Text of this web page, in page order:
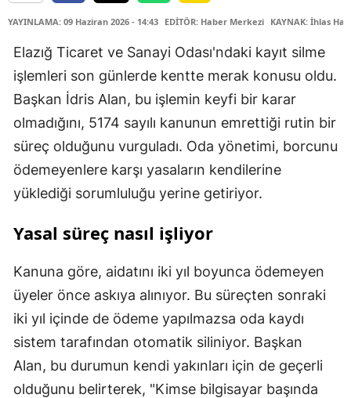
YAYINLAMA: 09 Haziran 2026 - 14:43 EDİTÖR: Haber Merkezi KAYNAK: İhlas
Elazığ Ticaret ve Sanayi Odası'ndaki kayıt silme
işlemleri son günlerde kentte merak konusu oldu.
Başkan İdris Alan, bu işlemin keyfi bir karar
olmadığını, 5174 sayılı kanunun emrettiği rutin bir
süreç olduğunu vurguladı. Oda yönetimi, borcunu
ödemeyenlere karşı yasaların kendilerine
yüklediği sorumluluğu yerine getiriyor.
Yasal süreç nasıl işliyor
Kanuna göre, aidatını iki yıl boyunca ödemeyen
üyeler önce askıya alınıyor. Bu süreçten sonraki
iki yıl içinde de ödeme yapılmazsa oda kaydı
sistem tarafından otomatik siliniyor. Başkan
Alan, bu durumun kendi yakınları için de geçerli
olduğunu belirterek, "Kimse bilgisayar başında